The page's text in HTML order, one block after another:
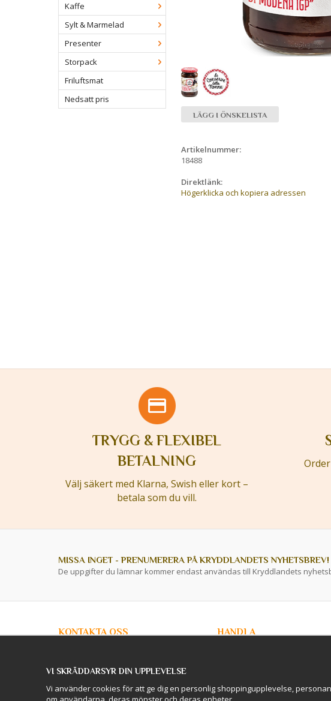
Kaffe
Sylt & Marmelad
Presenter
Storpack
Friluftsmat
Nedsatt pris
LÄGG I ÖNSKELISTA
Artikelnummer:
18488
Direktlänk:
Högerklicka och kopiera adressen
TRYGG & FLEXIBEL
BETALNING
Välj säkert med Klarna, Swish eller kort –
betala som du vill.
MISSA INGET - PRENUMERERA PÅ KRYDDLANDETS NYHETSBREV!
De uppgifter du lämnar kommer endast användas till Kryddlandets
KONTAKTA OSS
HANDLA
Lagershop / Orderavhämtning i
VI SKRÄDDARSYR DIN UPPLEVELSE
Vi använder cookies för att ge dig en personlig shoppingupplevelse,